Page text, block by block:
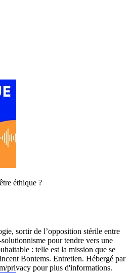
éthique ?
sortir de l’opposition stérile entre
pour tendre vers une
: telle est la mission que se
Bontems. Entretien. Hébergé par
privacy pour plus d'informations.